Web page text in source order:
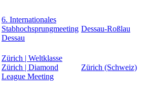
6. Internationales
Stabhochsprungmeeting
Dessau
Dessau-Roßlau
Zürich | Weltklasse
Zürich | Diamond
League Meeting
Zürich (Schweiz)